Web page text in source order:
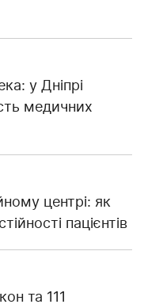
у Дніпрі
медичних
центрі: як
пацієнтів
та 111